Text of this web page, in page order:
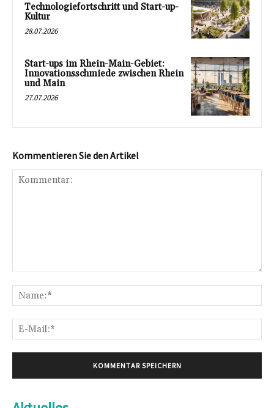
Technologiefortschritt und Start-up-
Kultur
28.07.2026
Start-ups im Rhein-Main-Gebiet:
Innovationsschmiede zwischen Rhein
und Main
27.07.2026
Kommentieren Sie den Artikel